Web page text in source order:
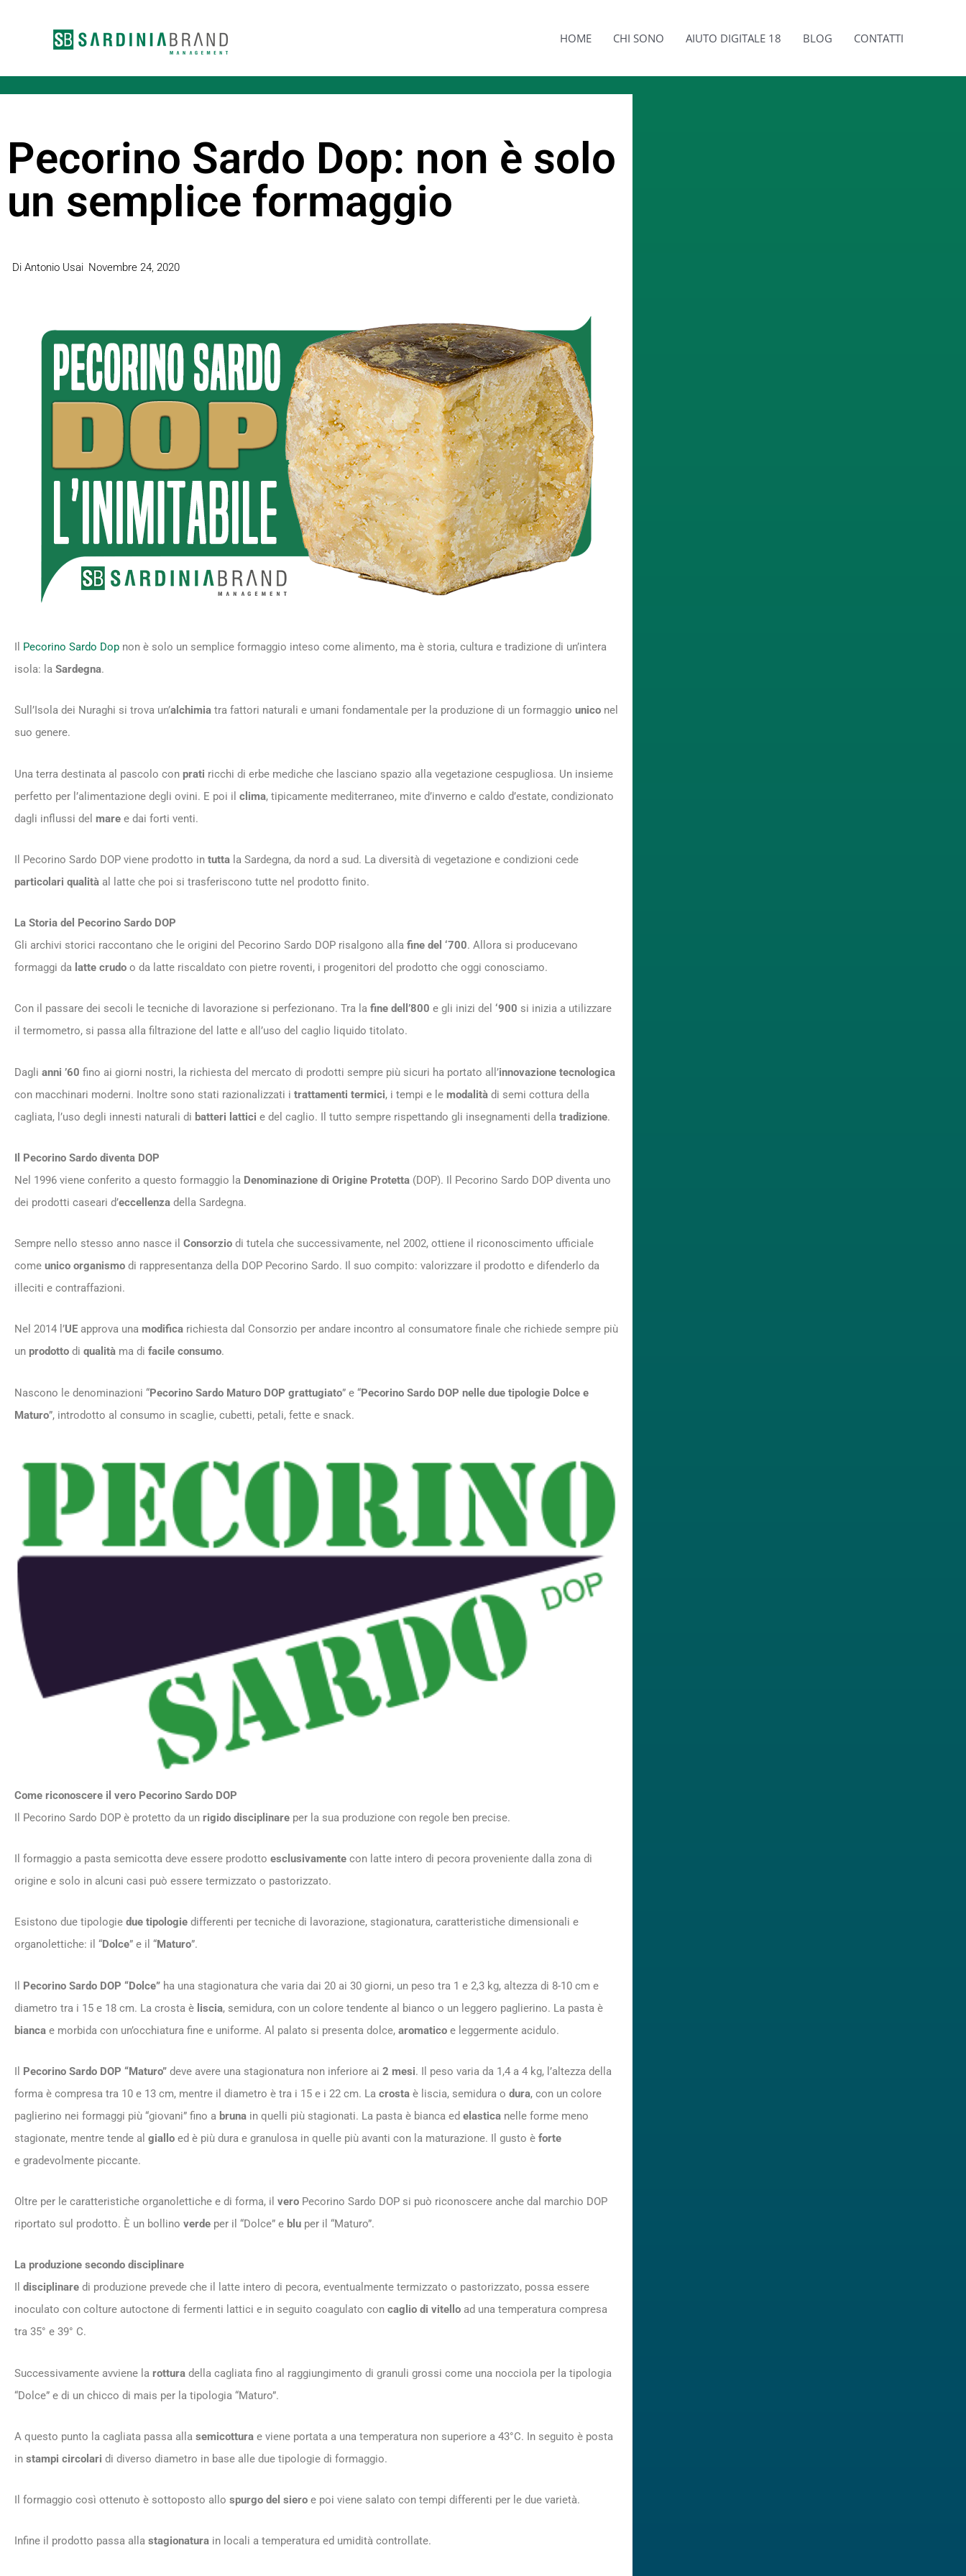
HOME CHI SONO AIUTO DIGITALE 18 BLOG CONTATTI
Pecorino Sardo Dop: non è solo
un semplice formaggio
Di Antonio Usai Novembre 24, 2020
Il Pecorino Sardo Dop non è solo un semplice formaggio inteso come alimento, ma è storia, cultura e tradizione di un’intera
isola: la Sardegna.
Sull’Isola dei Nuraghi si trova un’alchimia tra fattori naturali e umani fondamentale per la produzione di un formaggio unico nel
suo genere.
Una terra destinata al pascolo con prati ricchi di erbe mediche che lasciano spazio alla vegetazione cespugliosa. Un insieme
perfetto per l’alimentazione degli ovini. E poi il clima, tipicamente mediterraneo, mite d’inverno e caldo d’estate, condizionato
dagli influssi del mare e dai forti venti.
Il Pecorino Sardo DOP viene prodotto in tutta la Sardegna, da nord a sud. La diversità di vegetazione e condizioni cede
particolari qualità al latte che poi si trasferiscono tutte nel prodotto finito.
La Storia del Pecorino Sardo DOP
Gli archivi storici raccontano che le origini del Pecorino Sardo DOP risalgono alla fine del ‘700. Allora si producevano
formaggi da latte crudo o da latte riscaldato con pietre roventi, i progenitori del prodotto che oggi conosciamo.
Con il passare dei secoli le tecniche di lavorazione si perfezionano. Tra la fine dell’800 e gli inizi del ‘900 si inizia a utilizzare
il termometro, si passa alla filtrazione del latte e all’uso del caglio liquido titolato.
Dagli anni ’60 fino ai giorni nostri, la richiesta del mercato di prodotti sempre più sicuri ha portato all’innovazione tecnologica
con macchinari moderni. Inoltre sono stati razionalizzati i trattamenti termici, i tempi e le modalità di semi cottura della
cagliata, l’uso degli innesti naturali di batteri lattici e del caglio. Il tutto sempre rispettando gli insegnamenti della tradizione.
Il Pecorino Sardo diventa DOP
Nel 1996 viene conferito a questo formaggio la Denominazione di Origine Protetta (DOP). Il Pecorino Sardo DOP diventa uno
dei prodotti caseari d’eccellenza della Sardegna.
Sempre nello stesso anno nasce il Consorzio di tutela che successivamente, nel 2002, ottiene il riconoscimento ufficiale
come unico organismo di rappresentanza della DOP Pecorino Sardo. Il suo compito: valorizzare il prodotto e difenderlo da
illeciti e contraffazioni.
Nel 2014 l’UE approva una modifica richiesta dal Consorzio per andare incontro al consumatore finale che richiede sempre più
un prodotto di qualità ma di facile consumo.
Nascono le denominazioni “Pecorino Sardo Maturo DOP grattugiato” e “Pecorino Sardo DOP nelle due tipologie Dolce e
Maturo”, introdotto al consumo in scaglie, cubetti, petali, fette e snack.
Come riconoscere il vero Pecorino Sardo DOP
Il Pecorino Sardo DOP è protetto da un rigido disciplinare per la sua produzione con regole ben precise.
Il formaggio a pasta semicotta deve essere prodotto esclusivamente con latte intero di pecora proveniente dalla zona di
origine e solo in alcuni casi può essere termizzato o pastorizzato.
Esistono due tipologie due tipologie differenti per tecniche di lavorazione, stagionatura, caratteristiche dimensionali e
organolettiche: il “Dolce” e il “Maturo”.
Il Pecorino Sardo DOP “Dolce” ha una stagionatura che varia dai 20 ai 30 giorni, un peso tra 1 e 2,3 kg, altezza di 8-10 cm e
diametro tra i 15 e 18 cm. La crosta è liscia, semidura, con un colore tendente al bianco o un leggero paglierino. La pasta è
bianca e morbida con un’occhiatura fine e uniforme. Al palato si presenta dolce, aromatico e leggermente acidulo.
Il Pecorino Sardo DOP “Maturo” deve avere una stagionatura non inferiore ai 2 mesi. Il peso varia da 1,4 a 4 kg, l’altezza della
forma è compresa tra 10 e 13 cm, mentre il diametro è tra i 15 e i 22 cm. La crosta è liscia, semidura o dura, con un colore
paglierino nei formaggi più “giovani” fino a bruna in quelli più stagionati. La pasta è bianca ed elastica nelle forme meno
stagionate, mentre tende al giallo ed è più dura e granulosa in quelle più avanti con la maturazione. Il gusto è forte
e gradevolmente piccante.
Oltre per le caratteristiche organolettiche e di forma, il vero Pecorino Sardo DOP si può riconoscere anche dal marchio DOP
riportato sul prodotto. È un bollino verde per il “Dolce” e blu per il “Maturo”.
La produzione secondo disciplinare
Il disciplinare di produzione prevede che il latte intero di pecora, eventualmente termizzato o pastorizzato, possa essere
inoculato con colture autoctone di fermenti lattici e in seguito coagulato con caglio di vitello ad una temperatura compresa
tra 35° e 39° C.
Successivamente avviene la rottura della cagliata fino al raggiungimento di granuli grossi come una nocciola per la tipologia
“Dolce” e di un chicco di mais per la tipologia “Maturo”.
A questo punto la cagliata passa alla semicottura e viene portata a una temperatura non superiore a 43°C. In seguito è posta
in stampi circolari di diverso diametro in base alle due tipologie di formaggio.
Il formaggio così ottenuto è sottoposto allo spurgo del siero e poi viene salato con tempi differenti per le due varietà.
Infine il prodotto passa alla stagionatura in locali a temperatura ed umidità controllate.